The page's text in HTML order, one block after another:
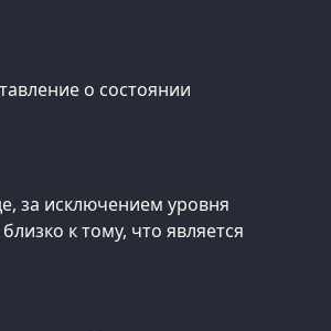
о состоянии
за исключением уровня
к тому, что является